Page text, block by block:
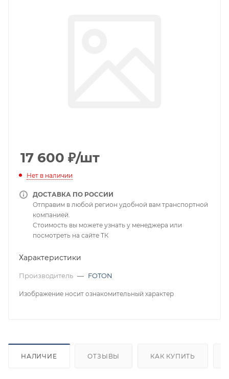
17 600 ₽/шт
Нет в наличии
ДОСТАВКА ПО РОССИИ
Отправим в любой регион удобной вам транспортной
компанией.
Стоимость вы можете узнать у менеджера или
посмотреть на сайте ТК
Характеристики
Производитель — FOTON
Изображение носит ознакомительный характер
НАЛИЧИЕ ОТЗЫВЫ КАК КУПИТЬ